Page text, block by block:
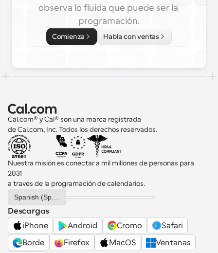
observa lo fluida que puede ser la
programación.
Comienza Habla con ventas
Cal.com® y Cal® son una marca registrada
de Cal.com, Inc. Todos los derechos reservados.
Nuestra misión es conectar a mil millones de personas para
2031
a través de la programación de calendarios.
Select Language
Descargas
iPhone
Android Cromo
Safari
Borde
Firefox MacOS
Ventanas